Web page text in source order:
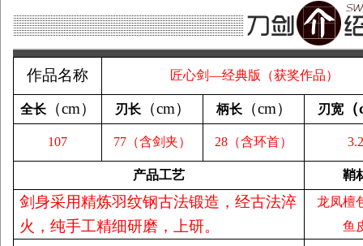
作品名称 匠心剑—经典版（获奖作品）
全长（cm） 刃长（cm） 柄长（cm） 刃宽（
107 77（含剑夹） 28（含环首） 3.2
产品工艺 鞘
剑身采用精炼羽纹钢古法锻造，经古法淬
火，纯手工精细研磨，上研。
龙凤檀
鱼